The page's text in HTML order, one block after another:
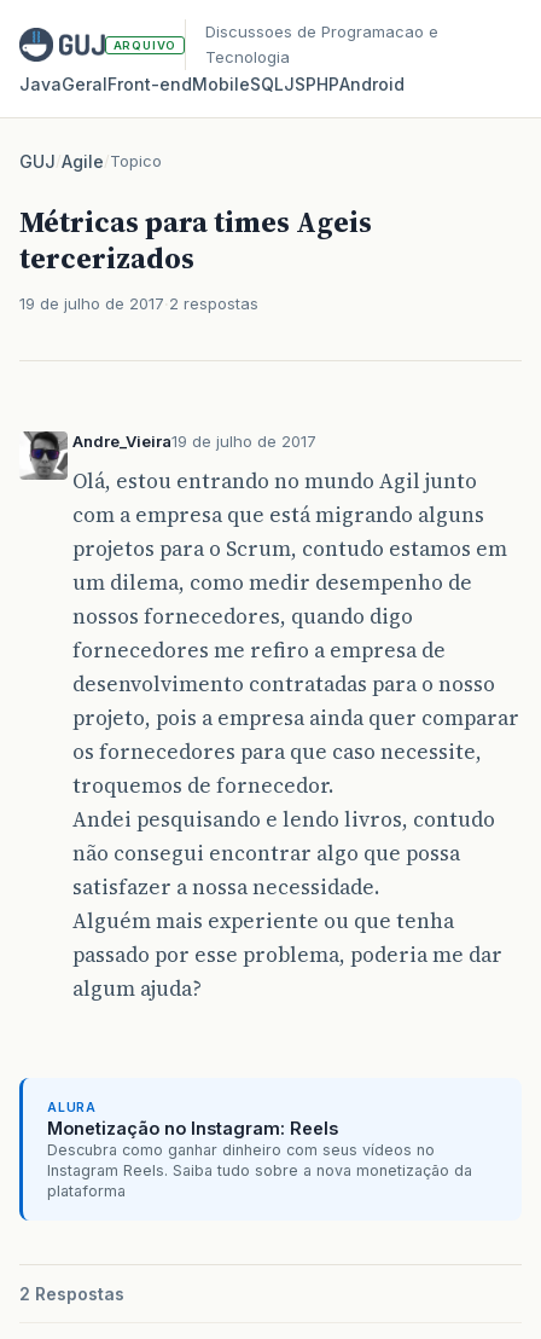
ARQUIVO
Discussoes de Programacao e
Tecnologia
JavaGeralFront‑endMobileSQLJSPHPAndroid
GUJ/Agile/Topico
Métricas para times Ageis
tercerizados
19 de julho de 2017 2 respostas
Andre_Vieira19 de julho de 2017
Olá, estou entrando no mundo Agil junto
com a empresa que está migrando alguns
projetos para o Scrum, contudo estamos em
um dilema, como medir desempenho de
nossos fornecedores, quando digo
fornecedores me refiro a empresa de
desenvolvimento contratadas para o nosso
projeto, pois a empresa ainda quer comparar
os fornecedores para que caso necessite,
troquemos de fornecedor.
Andei pesquisando e lendo livros, contudo
não consegui encontrar algo que possa
satisfazer a nossa necessidade.
Alguém mais experiente ou que tenha
passado por esse problema, poderia me dar
algum ajuda?
ALURA
Monetização no Instagram: Reels
Descubra como ganhar dinheiro com seus vídeos no
Instagram Reels. Saiba tudo sobre a nova monetização da
plataforma
2 Respostas